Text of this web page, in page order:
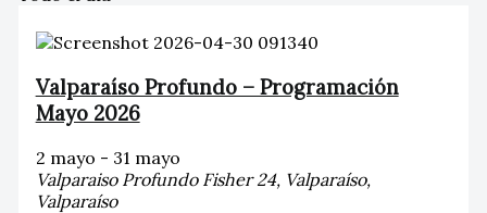
Valparaíso Profundo – Programación
Mayo 2026
2 mayo - 31 mayo
Valparaiso Profundo Fisher 24, Valparaíso,
Valparaíso